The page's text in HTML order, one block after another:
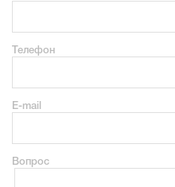
Телефон
E-mail
Вопрос